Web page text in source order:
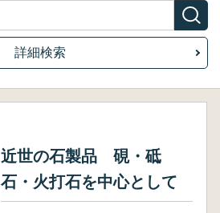
詳細検索
近世の石製品 硯・砥
石・火打石を中心として